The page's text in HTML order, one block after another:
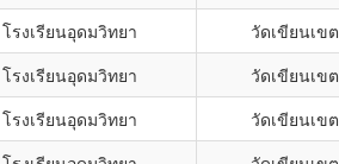
โรงเรียนอุดมวิทยา วัดเขียนเขต
โรงเรียนอุดมวิทยา วัดเขียนเขต
โรงเรียนอุดมวิทยา วัดเขียนเขต